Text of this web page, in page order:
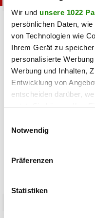
Wir und unsere 1022
persönlichen Daten,
von Technologien wie
Ihrem Gerät zu
personalisierte
Werbung und Inhalten,
Entwicklung von
entscheiden darüber,
nutzt. Sie können Ihre
Trigger Symbol ändern
Informationen
können
bestimmten
Notwendig
Präferenzen
Statistiken
Mit Auto: Frau
22.07.2026 UM 11:25, MARCEL
Schrecksekunde beim
in Leonding in eine
Bremse verwechselte.